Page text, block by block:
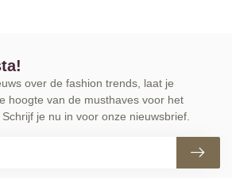
over de fashion trends, laat je
hoogte van de musthaves voor het
je nu in voor onze nieuwsbrief.